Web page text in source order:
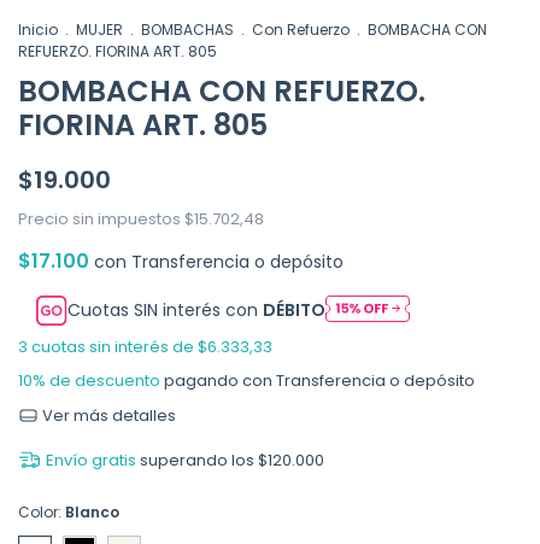
Inicio . MUJER . BOMBACHAS . Con Refuerzo . BOMBACHA CON
REFUERZO. FIORINA ART. 805
BOMBACHA CON REFUERZO.
FIORINA ART. 805
$19.000
Precio sin impuestos $15.702,48
$17.100 con Transferencia o depósito
Cuotas SIN interés con DÉBITO
3 cuotas sin interés de $6.333,33
10% de descuento pagando con Transferencia o depósito
Ver más detalles
Envío gratis superando los $120.000
Color: Blanco